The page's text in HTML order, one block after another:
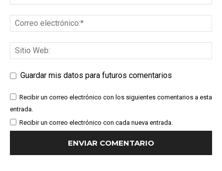
Guardar mis datos para futuros comentarios
Recibir un correo electrónico con los siguientes comentarios a esta
entrada.
Recibir un correo electrónico con cada nueva entrada.